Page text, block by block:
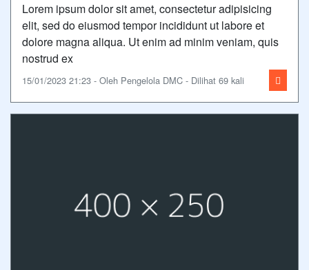
Lorem ipsum dolor sit amet, consectetur adipisicing
elit, sed do eiusmod tempor incididunt ut labore et
dolore magna aliqua. Ut enim ad minim veniam, quis
nostrud ex
15/01/2023 21:23 - Oleh Pengelola DMC - Dilihat 69 kali